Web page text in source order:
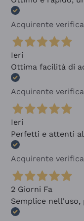
Acquirente
Ieri
Ottima facilità di
Acquirente
Ieri
Perfetti e attenti
Acquirente
2 Giorni Fa
Semplice